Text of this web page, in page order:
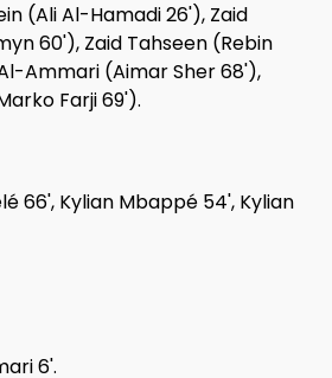
(Ali Al-Hamadi 26'), Zaid
60'), Zaid Tahseen (Rebin
Ammari (Aimar Sher 68'),
Farji 69').
66', Kylian Mbappé 54', Kylian
6'.